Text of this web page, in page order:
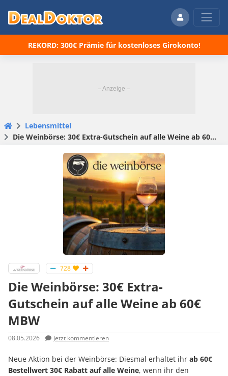
REKORD: 300€ Prämie für kostenloses Girokonto!
Lebensmittel
Die Weinbörse: 30€ Extra-Gutschein auf alle Weine ab 60€ MBW
728
Die Weinbörse: 30€ Extra-
Gutschein auf alle Weine ab 60€
MBW
08.05.2026 Jetzt kommentieren
Neue Aktion bei der Weinbörse: Diesmal erhaltet ihr ab 60€
Bestellwert 30€ Rabatt auf alle Weine, wenn ihr den